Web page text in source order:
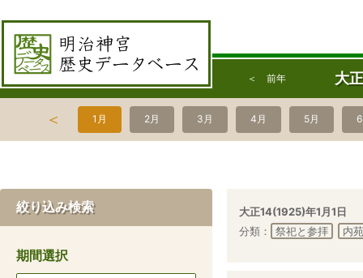
＜ 前年 大
＜ 1月 2月 3月 4月 5月
絞り込み検索
期間選択
大正14(1925)年1月1日
分類：
祭祀と参拝 内苑